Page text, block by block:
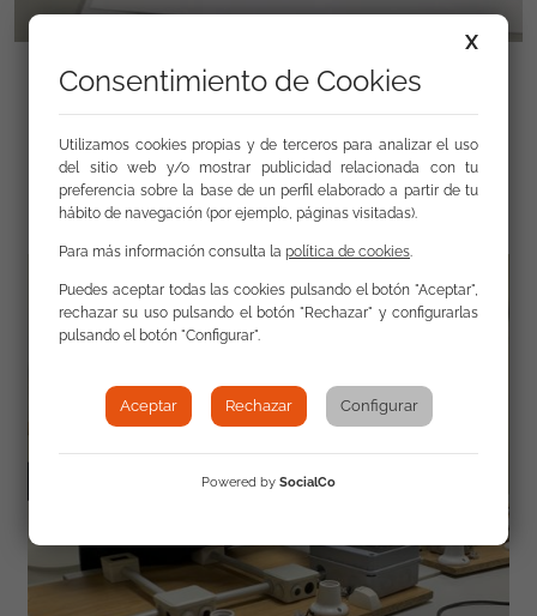
Galería
X
Consentimiento de Cookies
Utilizamos cookies propias y de terceros para analizar el uso
del sitio web y/o mostrar publicidad relacionada con tu
preferencia sobre la base de un perfil elaborado a partir de tu
hábito de navegación (por ejemplo, páginas visitadas).
Para más información consulta la política de cookies.
Puedes aceptar todas las cookies pulsando el botón "Aceptar",
rechazar su uso pulsando el botón "Rechazar" y configurarlas
pulsando el botón "Configurar".
Aceptar Rechazar Configurar
Powered by SocialCo